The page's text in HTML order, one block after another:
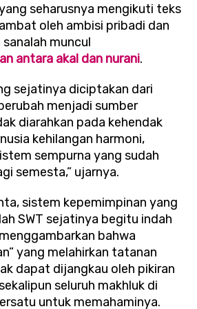
seharusnya mengikuti teks
oleh ambisi pribadi dan
sanalah muncul
antara akal dan nurani.
sejatinya diciptakan dari
menjadi sumber
diarahkan pada kehendak
kehilangan harmoni,
sempurna yang sudah
semesta,” ujarnya.
sistem kepemimpinan yang
SWT sejatinya begitu indah
bahwa
yang melahirkan tatanan
dapat dijangkau oleh pikiran
seluruh makhluk di
untuk memahaminya.